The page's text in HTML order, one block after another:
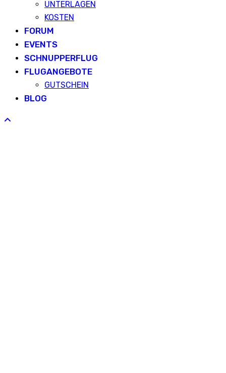
UNTERLAGEN
KOSTEN
FORUM
EVENTS
SCHNUPPERFLUG
FLUGANGEBOTE
GUTSCHEIN
BLOG